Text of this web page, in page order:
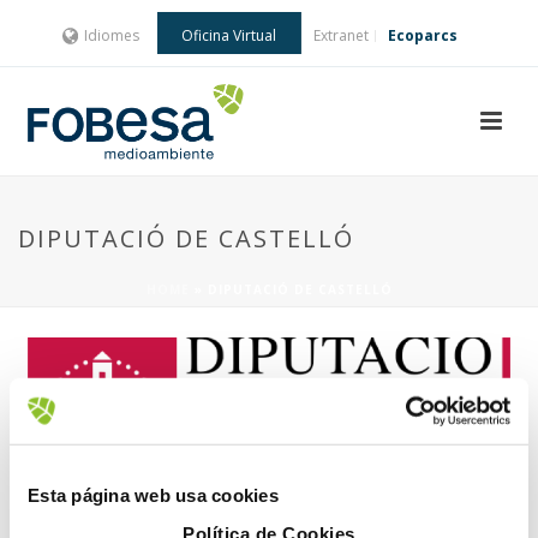
Esta página web usa cookies
Política de Cookies
Idiomes Oficina Virtual Extranet Ecoparcs
DIPUTACIÓ DE CASTELLÓ
28 Febrer, 2018